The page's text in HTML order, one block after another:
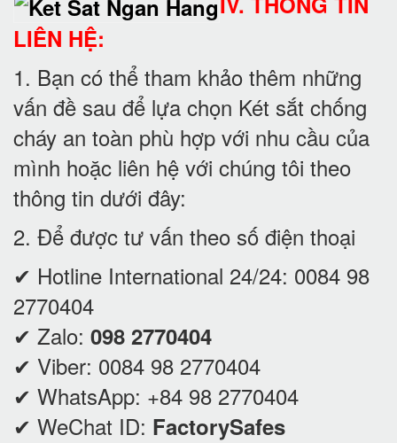
LIÊN HỆ:
1. Bạn có thể tham khảo thêm những
vấn đề sau để lựa chọn Két sắt chống
cháy an toàn phù hợp với nhu cầu của
mình hoặc liên hệ với chúng tôi theo
thông tin dưới đây:
2. Để được tư vấn theo số điện thoại
✔ Hotline International 24/24: 0084 98
2770404
✔ Zalo: 098 2770404
✔ Viber: 0084 98 2770404
✔ WhatsApp: +84 98 2770404
✔ WeChat ID: FactorySafes